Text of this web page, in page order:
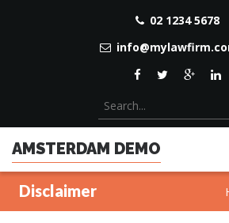
02 1234 5678
AMSTERDAM DEMO
Disclaimer